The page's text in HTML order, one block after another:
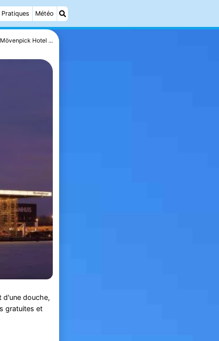
Pratiques Météo
Mövenpick Hotel ...
d'une douche,
gratuites et